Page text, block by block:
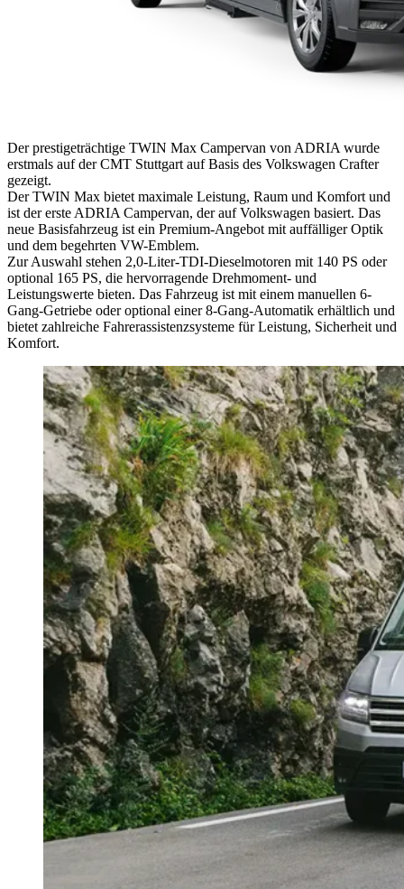
Der prestigeträchtige TWIN Max Campervan von ADRIA wurde
erstmals auf der CMT Stuttgart auf Basis des Volkswagen Crafter
gezeigt.
Der TWIN Max bietet maximale Leistung, Raum und Komfort und
ist der erste ADRIA Campervan, der auf Volkswagen basiert. Das
neue Basisfahrzeug ist ein Premium-Angebot mit auffälliger Optik
und dem begehrten VW-Emblem.
Zur Auswahl stehen 2,0-Liter-TDI-Dieselmotoren mit 140 PS oder
optional 165 PS, die hervorragende Drehmoment- und
Leistungswerte bieten. Das Fahrzeug ist mit einem manuellen 6-
Gang-Getriebe oder optional einer 8-Gang-Automatik erhältlich und
bietet zahlreiche Fahrerassistenzsysteme für Leistung, Sicherheit und
Komfort.